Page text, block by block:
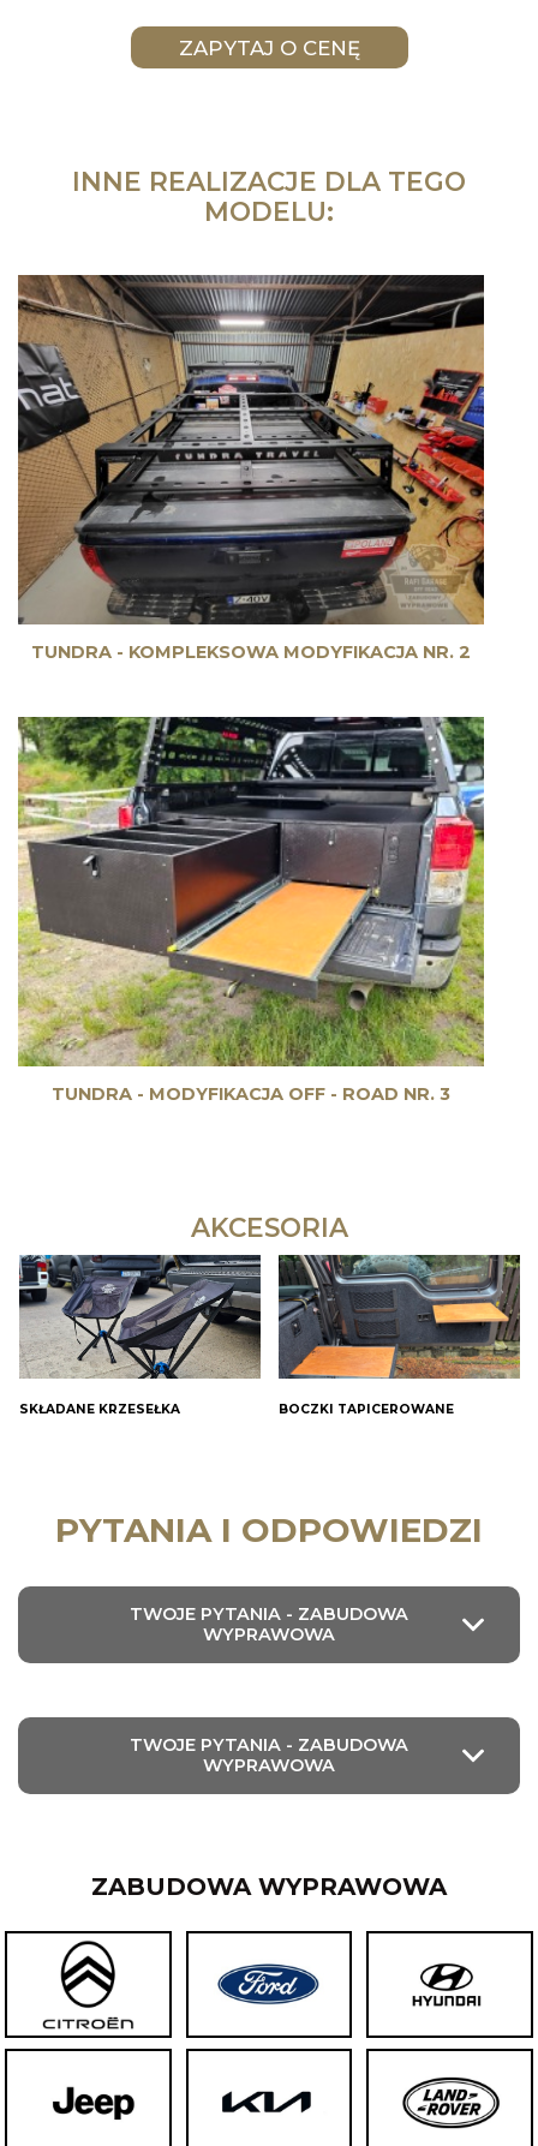
INNE REALIZACJE DLA TEGO
MODELU:
TUNDRA - KOMPLEKSOWA MODYFIKACJA NR. 2
TUNDRA - MODYFIKACJA OFF - ROAD NR. 3
AKCESORIA
SKŁADANE KRZESEŁKA BOCZKI TAPICEROWANE
PYTANIA I ODPOWIEDZI
TWOJE PYTANIA - ZABUDOWA
WYPRAWOWA
TWOJE PYTANIA - ZABUDOWA
WYPRAWOWA
ZABUDOWA WYPRAWOWA